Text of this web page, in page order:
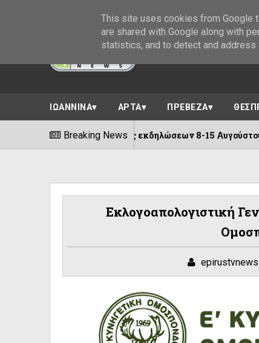
ΙΩΑΝΝΙΝΑ ΑΡΤΑ ΠΡΕΒΕΖΑ
Breaking News
||Πλήθος εκδηλώσεων 8-15 Αυγούστου!
Eκλογοαπολογιστική
epirustvnews
This site uses cookies from Google
are shared with Google along with
statistics, and to detect and address